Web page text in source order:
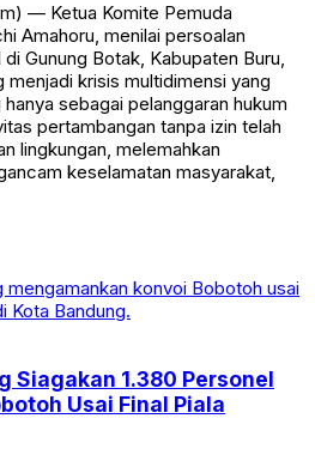
— Ketua Komite Pemuda
Amahoru, menilai persoalan
Gunung Botak, Kabupaten Buru,
krisis multidimensi yang
sebagai pelanggaran hukum
pertambangan tanpa izin telah
lingkungan, melemahkan
keselamatan masyarakat,
Siagakan 1.380 Personel
Usai Final Piala